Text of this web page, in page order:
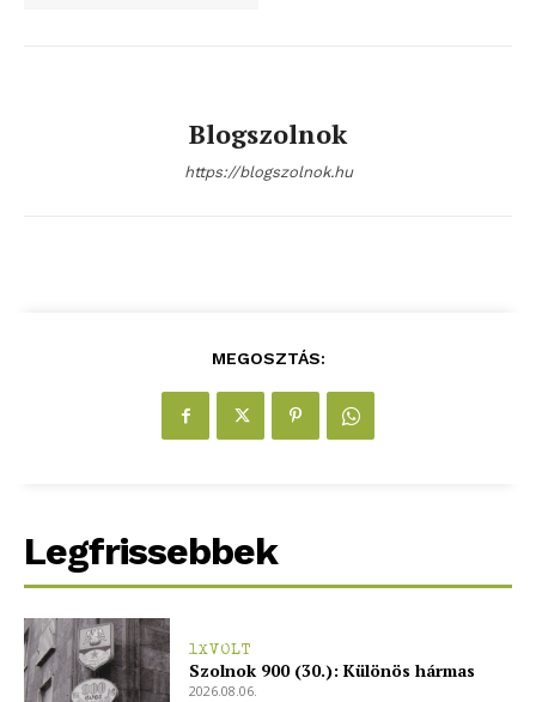
Blogszolnok
https://blogszolnok.hu
MEGOSZTÁS:
Legfrissebbek
1XVOLT
Szolnok 900 (30.): Különös hármas
2026.08.06.